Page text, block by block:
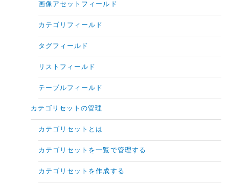
画像アセットフィールド
カテゴリフィールド
タグフィールド
リストフィールド
テーブルフィールド
カテゴリセットの管理
カテゴリセットとは
カテゴリセットを一覧で管理する
カテゴリセットを作成する